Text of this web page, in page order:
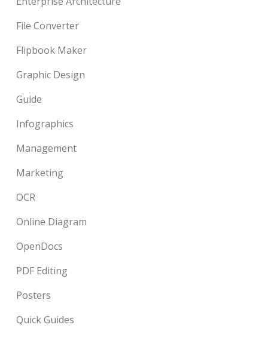
File Converter
Flipbook Maker
Graphic Design
Guide
Infographics
Management
Marketing
OCR
Online Diagram
OpenDocs
PDF Editing
Posters
Quick Guides